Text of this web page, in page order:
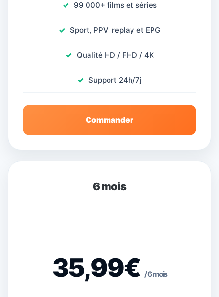
99 000+ films et séries
Sport, PPV, replay et EPG
Qualité HD / FHD / 4K
Support 24h/7j
Commander
6 mois
35,99€/ 6 mois